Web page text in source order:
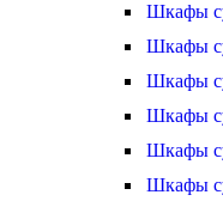
Шкафы
Шкафы
Шкафы
Шкафы
Шкафы
Шкафы